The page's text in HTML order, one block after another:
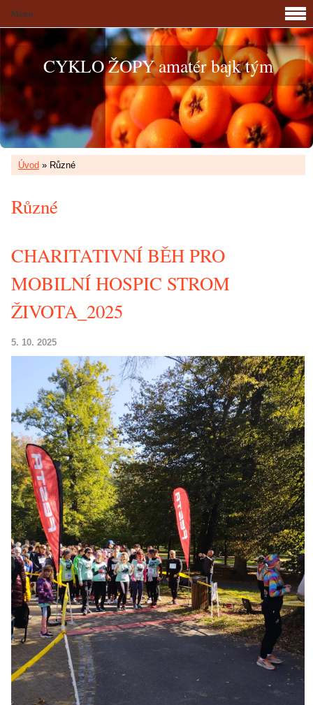
CYKLO ŽOPY amatér bajk tým
Úvod » Různé
Různé
CHARITATIVNÍ BĚH PRO
MOBILNÍ HOSPIC STROM
ŽIVOTA_2025
5. 10. 2025
Menu